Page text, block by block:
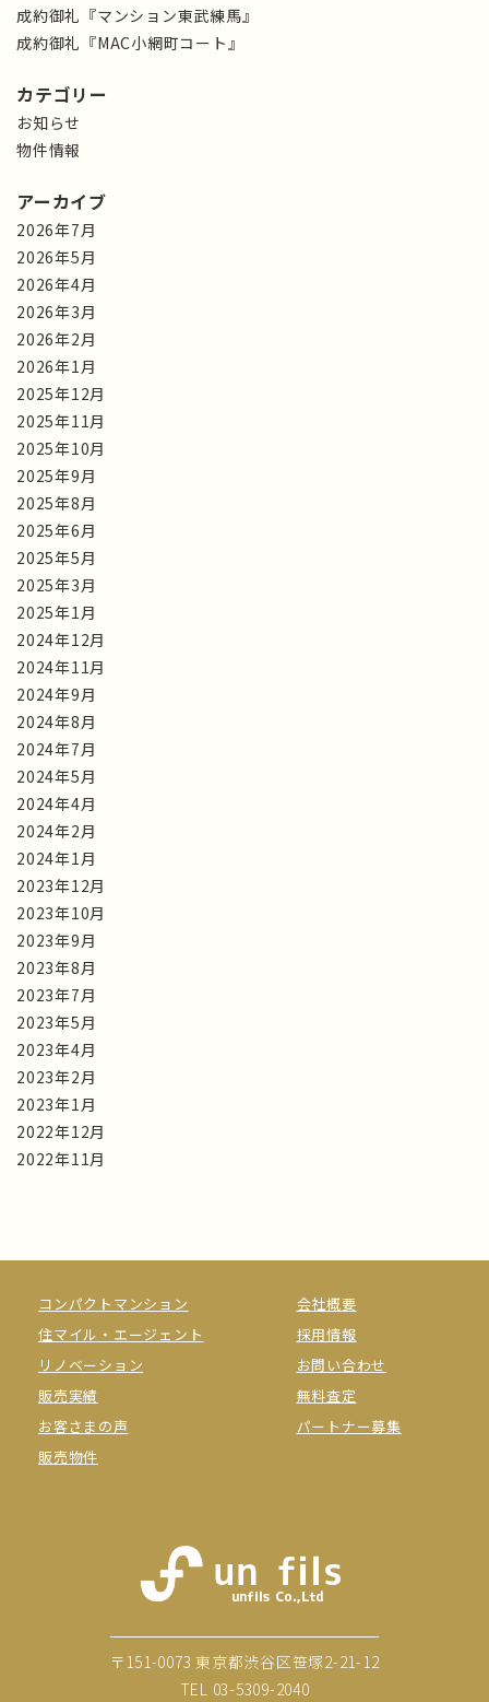
成約御礼『マンション東武練馬』
成約御礼『MAC小網町コート』
カテゴリー
お知らせ
物件情報
アーカイブ
2026年7月
2026年5月
2026年4月
2026年3月
2026年2月
2026年1月
2025年12月
2025年11月
2025年10月
2025年9月
2025年8月
2025年6月
2025年5月
2025年3月
2025年1月
2024年12月
2024年11月
2024年9月
2024年8月
2024年7月
2024年5月
2024年4月
2024年2月
2024年1月
2023年12月
2023年10月
2023年9月
2023年8月
2023年7月
2023年5月
2023年4月
2023年2月
2023年1月
2022年12月
2022年11月
〒151-0073 東京都渋谷区笹塚2-21-12
TEL 03-5309-2040
コンパクトマンション
住マイル・エージェント
リノベーション
販売実績
お客さまの声
販売物件
会社概要
採用情報
お問い合わせ
無料査定
パートナー募集